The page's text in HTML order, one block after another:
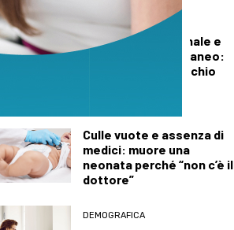
Pillola, anello vaginale e
impianto sottocutaneo:
l’allerta Aifa sul rischio
DEMOGRAFICA
Culle vuote e assenza di
medici: muore una
neonata perché “non c’è il
dottore”
DEMOGRAFICA